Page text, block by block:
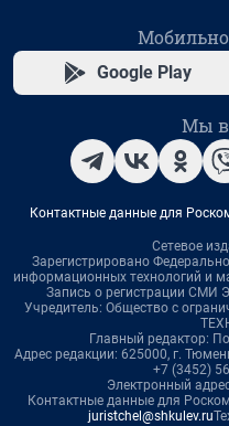
Google Play
Мы в
Контактные данные для
Сетевое
Зарегистрировано
информационных технологий и
Запись о регистрации СМИ
Учредитель: Общество с
Главный редактор:
Адрес редакции: 625000, г.
+7 (3452)
Электронный
Контактные данные для
juristchel@shkulev.ru